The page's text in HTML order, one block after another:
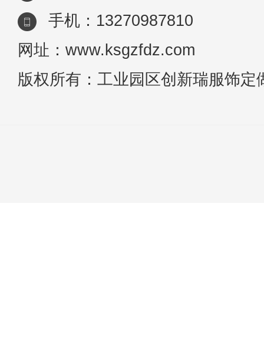
手机：13270987810
网址：www.ksgzfdz.com
版权所有：工业园区创新瑞服饰定